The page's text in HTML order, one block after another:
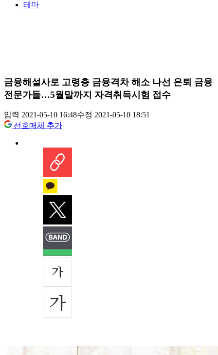
테마
금융해설사로 고령층 금융격차 해소 나선 은퇴 금융
전문가들…5월말까지 자격취득시험 접수
입력 2021-05-10 16:48수정 2021-05-10 18:51
선호매체 추가